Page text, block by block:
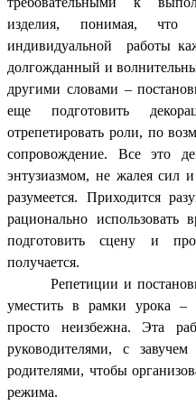
изделия, понимая,
индивидуальной работы
долгожданный и
другими словами –
еще подготовить
отрепетировать роли, по
сопровождение. Все это
энтузиазмом, не жалея сил
разумеется. Приходится
рационально
подготовить сцену и
получается.
Репетиции и
уместить в рамки урока –
просто неизбежна. Эта
руководителями, с
родителями, чтобы
режима.